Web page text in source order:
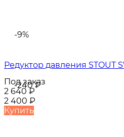
-9%
-240₽
Редуктор давления STOUT
Под заказ
2 640 ₽
2 400 ₽
Купить